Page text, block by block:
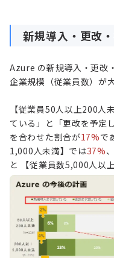
新規導入・更改
Azure の新規導入・更改
企業規模（従業員数）が
【従業員50人以上200人
ている」と「更改を予定
を合わせた割合が17%で
1,000人未満】では37%
と 【従業員数5,000人以